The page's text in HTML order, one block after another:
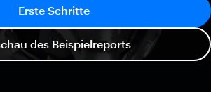
Erste Schritte
des Beispielreports